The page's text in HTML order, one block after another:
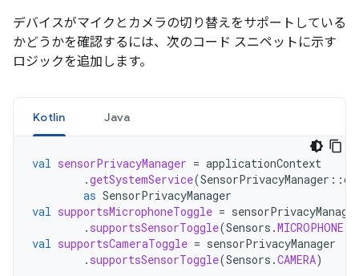
デバイスがマイクとカメラの切り替えをサポートしている
かどうかを確認するには、次のコード スニペットに示す
ロジックを追加します。
Kotlin Java
val sensorPrivacyManager = applicationContext
.getSystemService(SensorPrivacyManager ::
as SensorPrivacyManager
val supportsMicrophoneToggle =
. supportsSensorToggle(Sensors .MICROPHONE
val supportsCameraToggle = sensorPrivacyManager
. supportsSensorToggle(Sensors .CAMERA)